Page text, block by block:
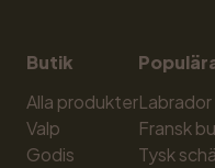
Butik
Alla produkter
Valp
Godis
Fransk
Tysk